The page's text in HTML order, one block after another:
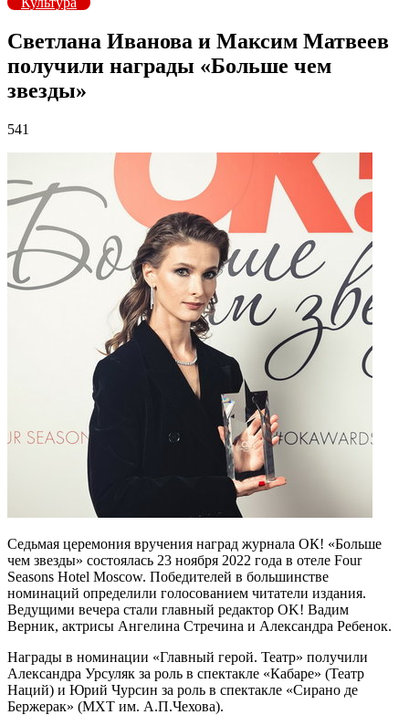
Светлана Иванова и Максим Матвеев
получили награды «Больше чем
звезды»
541
Седьмая церемония вручения наград журнала ОК! «Больше
чем звезды» состоялась 23 ноября 2022 года в отеле Four
Seasons Hotel Moscow. Победителей в большинстве
номинаций определили голосованием читатели издания.
Ведущими вечера стали главный редактор OK! Вадим
Верник, актрисы Ангелина Стречина и Александра Ребенок.
Награды в номинации «Главный герой. Театр» получили
Александра Урсуляк за роль в спектакле «Кабаре» (Театр
Наций) и Юрий Чурсин за роль в спектакле «Сирано де
Бержерак» (МХТ им. А.П.Чехова).